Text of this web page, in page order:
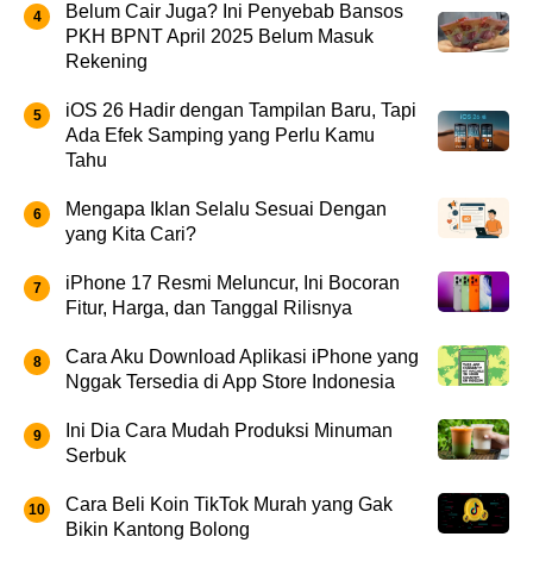
Belum Cair Juga? Ini Penyebab Bansos
PKH BPNT April 2025 Belum Masuk
Rekening
iOS 26 Hadir dengan Tampilan Baru, Tapi
Ada Efek Samping yang Perlu Kamu
Tahu
Mengapa Iklan Selalu Sesuai Dengan
yang Kita Cari?
iPhone 17 Resmi Meluncur, Ini Bocoran
Fitur, Harga, dan Tanggal Rilisnya
Cara Aku Download Aplikasi iPhone yang
Nggak Tersedia di App Store Indonesia
Ini Dia Cara Mudah Produksi Minuman
Serbuk
Cara Beli Koin TikTok Murah yang Gak
Bikin Kantong Bolong